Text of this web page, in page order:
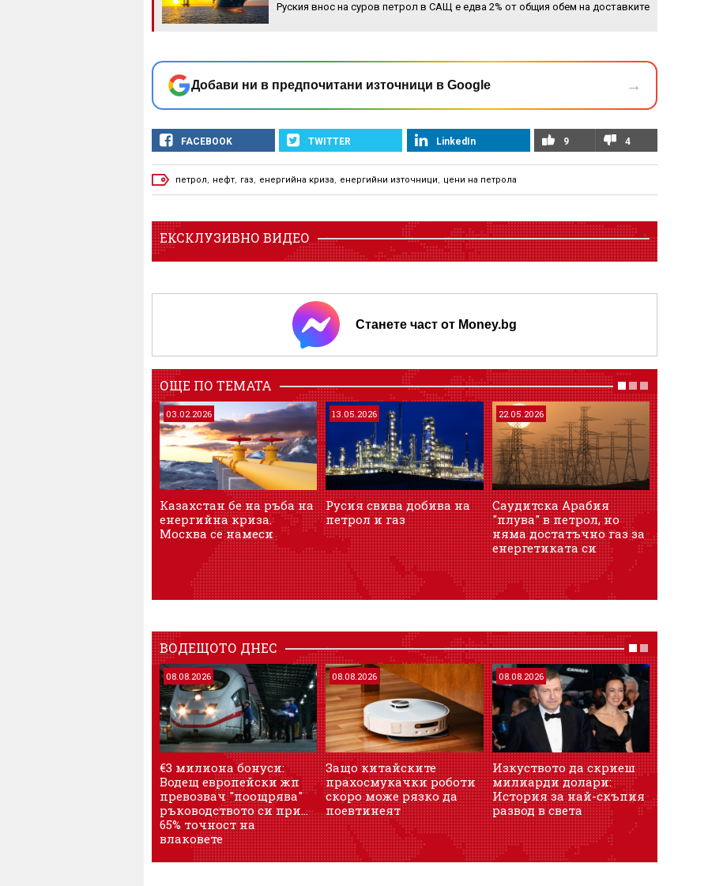
Руския внос на суров петрол в САЩ е едва 2% от общия обем на доставките
Добави ни в предпочитани източници в Google →
FACEBOOK TWITTER LinkedIn 9 4
петрол, нефт, газ, енергийна криза, енергийни източници, цени на петрола
ЕКСКЛУЗИВНО ВИДЕО
Станете част от Money.bg
ОЩЕ ПО ТЕМАТА
03.02.2026
Казахстан бе на ръба на
енергийна криза.
Москва се намеси
13.05.2026
Русия свива добива на
петрол и газ
22.05.2026
Саудитска Арабия
"плува" в петрол, но
няма достатъчно газ за
енергетиката си
ВОДЕЩОТО ДНЕС
08.08.2026
€3 милиона бонуси:
Водещ европейски жп
превозвач "поощрява"
ръководството си при...
65% точност на
влаковете
08.08.2026
Защо китайските
прахосмукачки роботи
скоро може рязко да
поевтинеят
08.08.2026
Изкуството да скриеш
милиарди долари:
История за най-скъпия
развод в света